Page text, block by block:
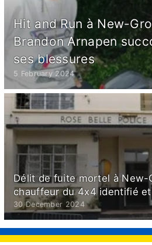
Hit and Run à New-
Brandon Arnapen
ses blessures
5 February 2024
Délit de fuite mortel à New-
chauffeur du 4x4 identifié
30 December 2024